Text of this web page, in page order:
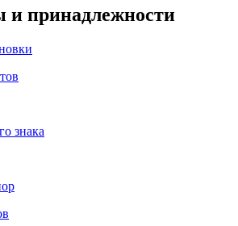
и принадлежности
знака